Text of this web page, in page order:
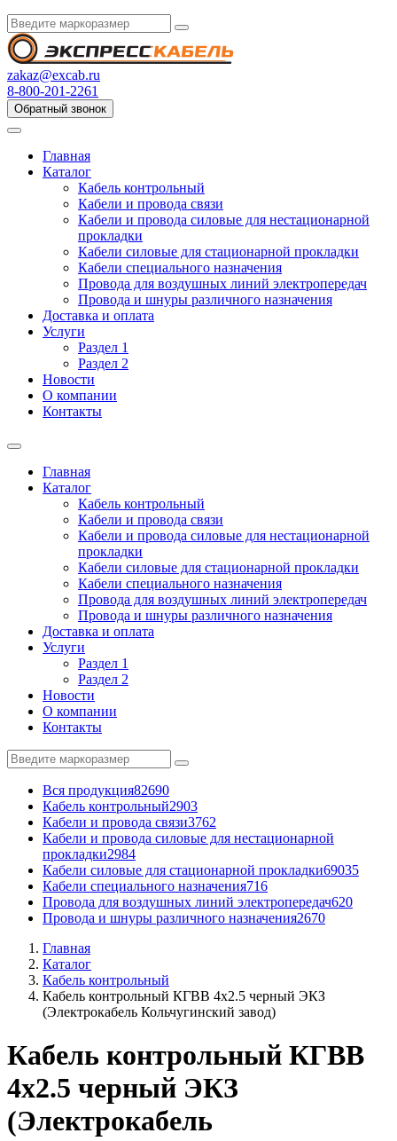
zakaz@excab.ru
8-800-201-2261
Обратный звонок
Главная
Каталог
Кабель контрольный
Кабели и провода связи
Кабели и провода силовые для нестационарной
прокладки
Кабели силовые для стационарной прокладки
Кабели специального назначения
Провода для воздушных линий электропередач
Провода и шнуры различного назначения
Доставка и оплата
Услуги
Раздел 1
Раздел 2
Новости
О компании
Контакты
Главная
Каталог
Кабель контрольный
Кабели и провода связи
Кабели и провода силовые для нестационарной
прокладки
Кабели силовые для стационарной прокладки
Кабели специального назначения
Провода для воздушных линий электропередач
Провода и шнуры различного назначения
Доставка и оплата
Услуги
Раздел 1
Раздел 2
Новости
О компании
Контакты
Вся продукция82690
Кабель контрольный2903
Кабели и провода связи3762
Кабели и провода силовые для нестационарной
прокладки2984
Кабели силовые для стационарной прокладки69035
Кабели специального назначения716
Провода для воздушных линий электропередач620
Провода и шнуры различного назначения2670
Главная
Каталог
Кабель контрольный
Кабель контрольный КГВВ 4x2.5 черный ЭКЗ
(Электрокабель Кольчугинский завод)
Кабель контрольный КГВВ
4x2.5 черный ЭКЗ
(Электрокабель